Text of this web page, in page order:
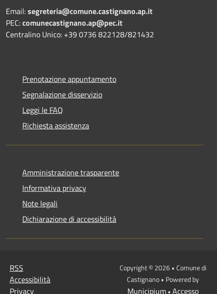
Email:segreteria@comune.castignano.ap.it
PEC:comunecastignano.ap@pec.it
Centralino Unico: +39 0736 822128/821432
Prenotazione appuntamento
Segnalazione disservizio
Leggi le FAQ
Richiesta assistenza
Amministrazione trasparente
Informativa privacy
Note legali
Dichiarazione di accessibilità
RSS
Accessibilità
Privacy
Copyright © 2026 • Comune di
Castignano • Powered by
Municipium• Accesso